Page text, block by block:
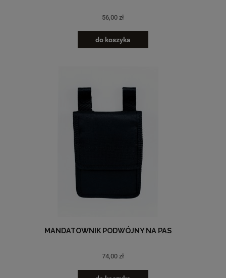
56,00 zł
do koszyka
MANDATOWNIK PODWÓJNY NA PAS
74,00 zł